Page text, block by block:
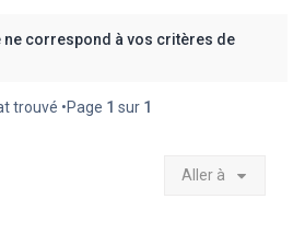
ne correspond à vos critères de
trouvé •Page 1 sur 1
Aller à